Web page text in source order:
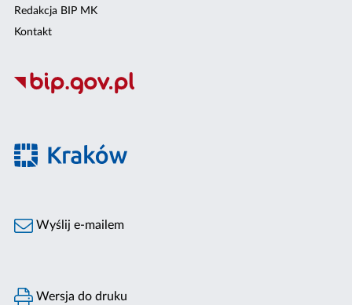
Redakcja BIP MK
Kontakt
Wyślij e-mailem
Wersja do druku